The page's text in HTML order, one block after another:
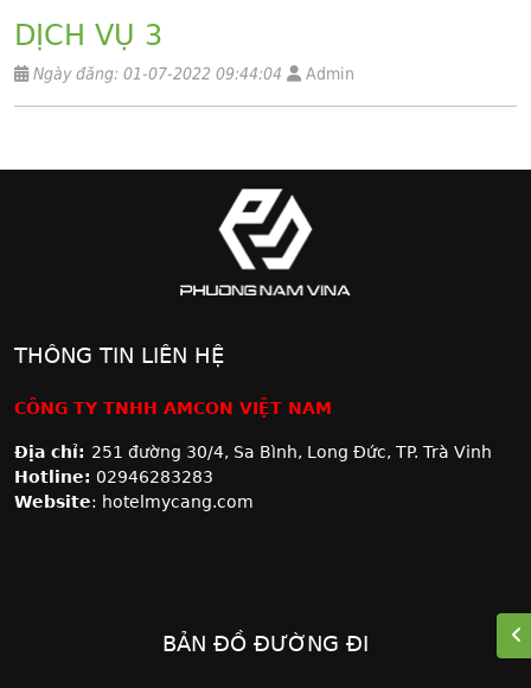
DỊCH VỤ 3
Ngày đăng: 01-07-2022 09:44:04 Admin
THÔNG TIN LIÊN HỆ
CÔNG TY TNHH AMCON VIỆT NAM
Địa chỉ: 251 đường 30/4, Sa Bình, Long Đức, TP. Trà Vinh
Hotline: 02946283283
Website: hotelmycang.com
BẢN ĐỒ ĐƯỜNG ĐI